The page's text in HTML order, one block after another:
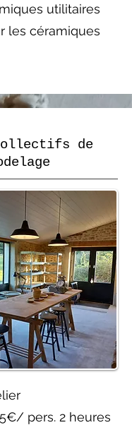
utilitaires
les céramiques
de
pers. 2 heures